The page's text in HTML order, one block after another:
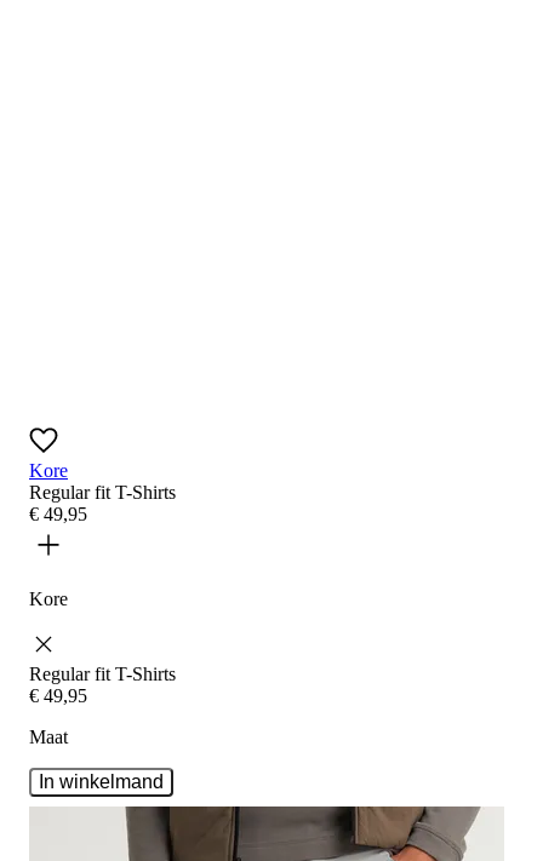
Kore
Regular fitT-Shirts
€ 49,95
Kore
Regular fitT-Shirts
€ 49,95
Maat
In winkelmand